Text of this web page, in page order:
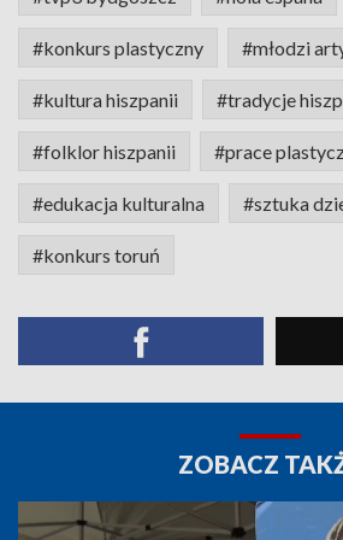
#konkurs plastyczny #młodzi
#kultura hiszpanii #tradycje
#folklor hiszpanii #prace
#edukacja kulturalna #sztuka
#konkurs toruń
ZOBACZ